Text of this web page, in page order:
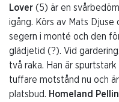
Lover (5) är en
igång. Körs av Mats Djuse
segern i monté och den
glädjetid (?). Vid gardering.
två raka. Han är
tuffare motstånd nu och
platsbud. Homeland